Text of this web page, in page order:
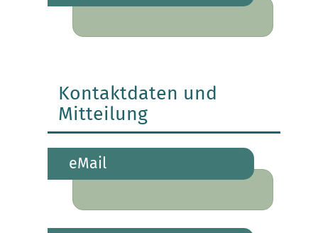
Kontaktdaten und
Mitteilung
eMail